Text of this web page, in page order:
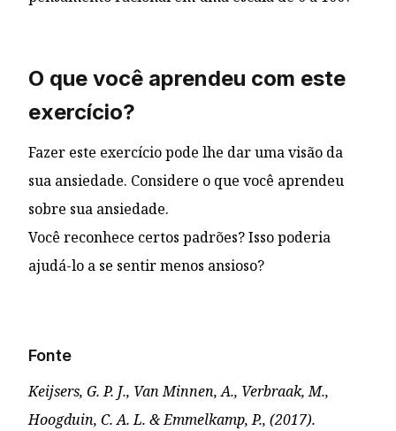
O que você aprendeu com este
exercício?
Fazer este exercício pode lhe dar uma visão da
sua ansiedade. Considere o que você aprendeu
sobre sua ansiedade.
Você reconhece certos padrões? Isso poderia
ajudá-lo a se sentir menos ansioso?
Fonte
Keijsers, G. P. J., Van Minnen, A., Verbraak, M.,
Hoogduin, C. A. L. & Emmelkamp, P., (2017).